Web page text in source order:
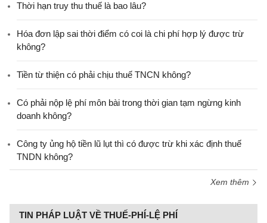
Thời hạn truy thu thuế là bao lâu?
Hóa đơn lập sai thời điểm có coi là chi phí hợp lý được trừ
không?
Tiền từ thiện có phải chịu thuế TNCN không?
Có phải nộp lệ phí môn bài trong thời gian tạm ngừng kinh
doanh không?
Công ty ủng hộ tiền lũ lụt thì có được trừ khi xác định thuế
TNDN không?
Xem thêm
TIN PHÁP LUẬT VỀ THUẾ-PHÍ-LỆ PHÍ